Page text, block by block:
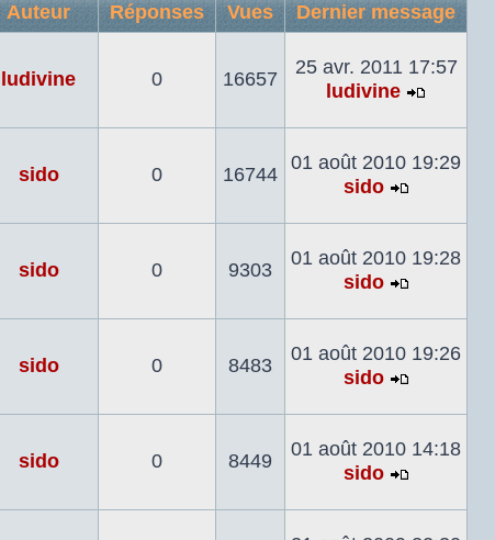
Auteur Réponses Vues Dernier message
ludivine 0 16657
25 avr. 2011 17:57
ludivine
le
dernier
sido 0 16744
01 août 2010 19:29
sido
le
dernier
sido 0 9303
01 août 2010 19:28
sido
le
dernier
sido 0 8483
01 août 2010 19:26
sido
le
dernier
sido 0 8449
01 août 2010 14:18
sido
le